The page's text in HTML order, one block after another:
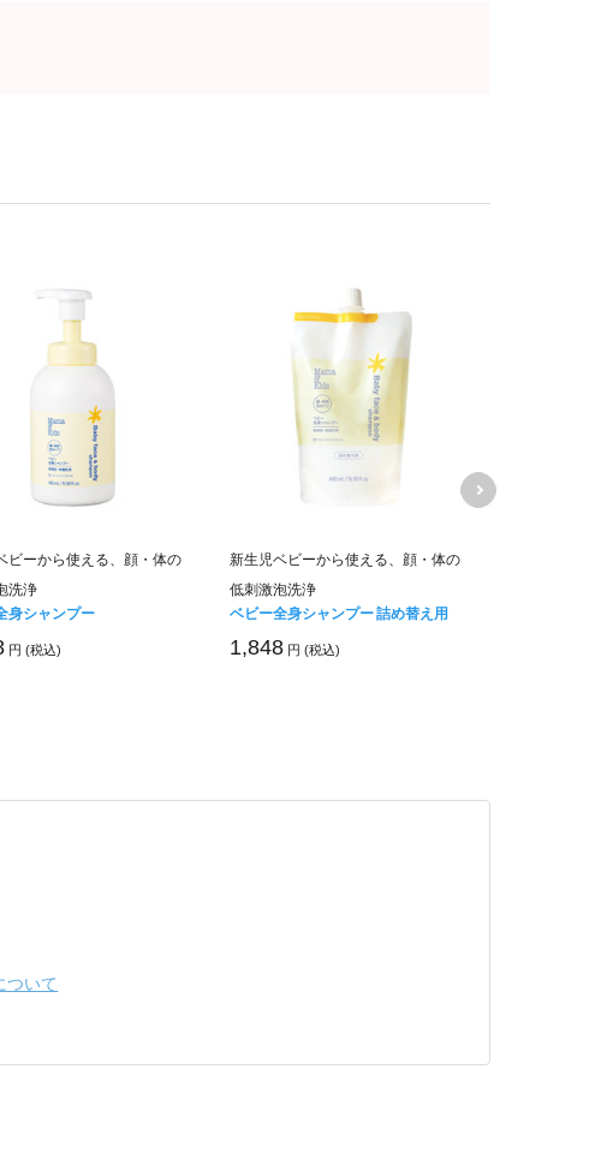
ビーから使える、顔・体の
洗浄
身シャンプー
円 (税込)
新生児ベビーから使える、顔・体の
低刺激泡洗浄
ベビー全身シャンプー 詰め替え用
1,848 円 (税込)
ついて